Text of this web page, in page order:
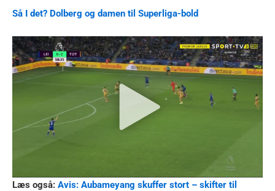
Så I det? Dolberg og damen til Superliga-bold
Læs også: Avis: Aubameyang skuffer stort – skifter til